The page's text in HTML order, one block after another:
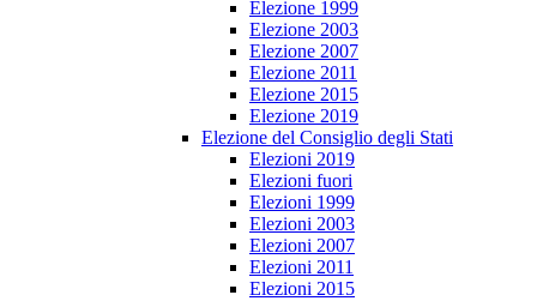
Elezione 1999
Elezione 2003
Elezione 2007
Elezione 2011
Elezione 2015
Elezione 2019
Elezione del Consiglio degli Stati
Elezioni 2019
Elezioni fuori
Elezioni 1999
Elezioni 2003
Elezioni 2007
Elezioni 2011
Elezioni 2015